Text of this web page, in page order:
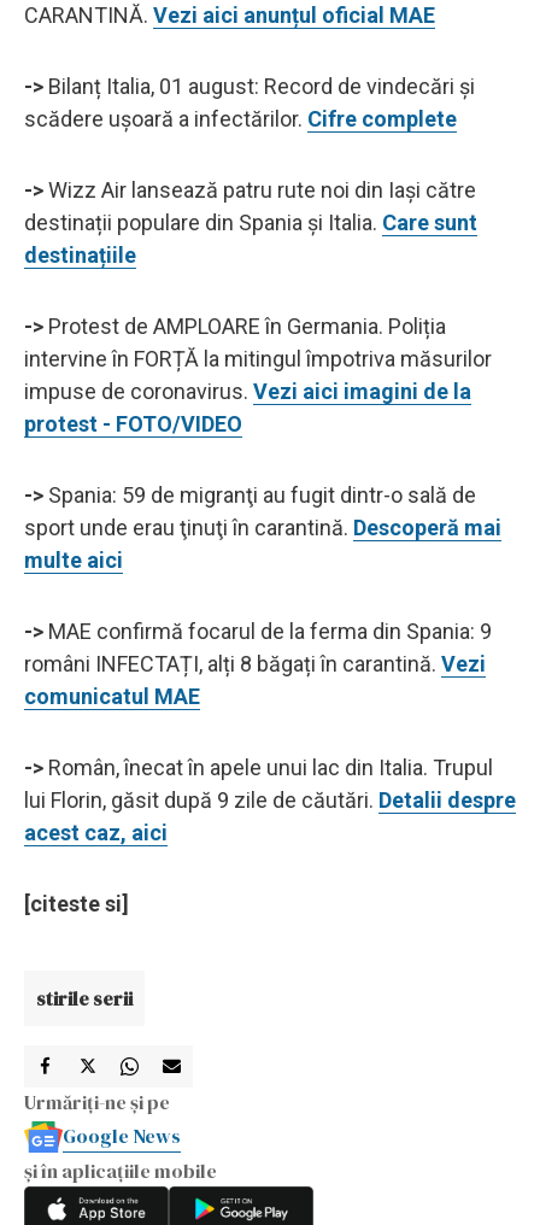
CARANTINĂ. Vezi aici anunțul oficial MAE
-> Bilanț Italia, 01 august: Record de vindecări și
scădere ușoară a infectărilor. Cifre complete
->Wizz Air lansează patru rute noi din Iași către
destinații populare din Spania și Italia. Care sunt
destinațiile
-> Protest de AMPLOARE în Germania. Poliția
intervine în FORȚĂ la mitingul împotriva măsurilor
impuse de coronavirus. Vezi aici imagini de la
protest - FOTO/VIDEO
-> Spania: 59 de migranţi au fugit dintr-o sală de
sport unde erau ţinuţi în carantină. Descoperă mai
multe aici
-> MAE confirmă focarul de la ferma din Spania: 9
români INFECTAȚI, alți 8 băgați în carantină. Vezi
comunicatul MAE
-> Român, înecat în apele unui lac din Italia. Trupul
lui Florin, găsit după 9 zile de căutări. Detalii despre
acest caz, aici
[citeste si]
stirile serii
Urmăriți-ne și pe
Google News
și în aplicațiile mobile